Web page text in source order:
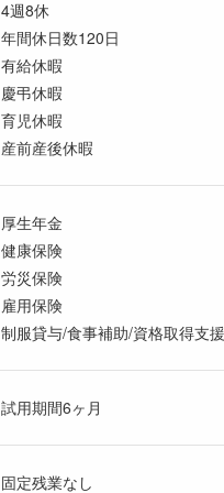
4週8休
年間休日数120日
有給休暇
慶弔休暇
育児休暇
産前産後休暇
厚生年金
健康保険
労災保険
雇用保険
制服貸与/食事補助/資格取得支
試用期間6ヶ月
固定残業なし